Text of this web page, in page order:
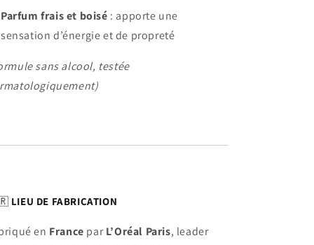
Parfum frais et boisé : apporte une
sensation d’énergie et de propreté
sans alcool, testée
LIEU DE FABRICATION
en France parL’Oréal Paris, leader